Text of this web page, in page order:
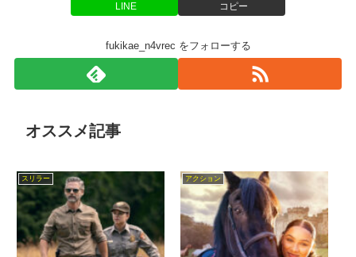
LINE コピー
fukikae_n4vrec をフォローする
オススメ記事
スリラー アクション